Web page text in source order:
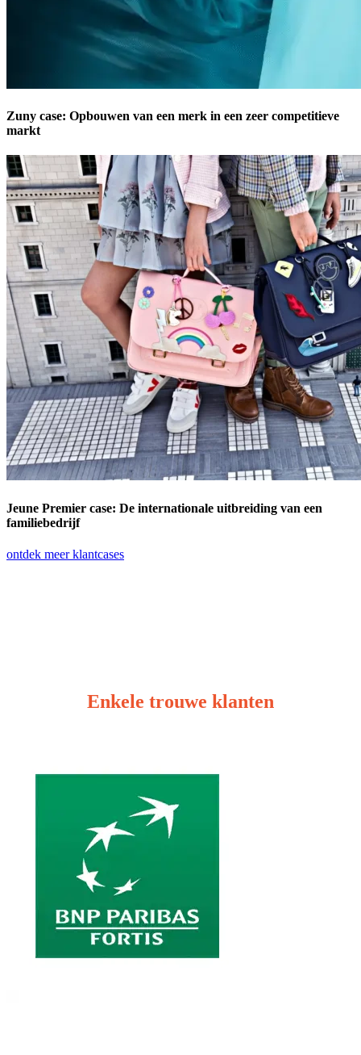
Zuny case: Opbouwen van een merk in een zeer competitieve
markt
Jeune Premier case: De internationale uitbreiding van een
familiebedrijf
ontdek meer klantcases
Enkele trouwe klanten